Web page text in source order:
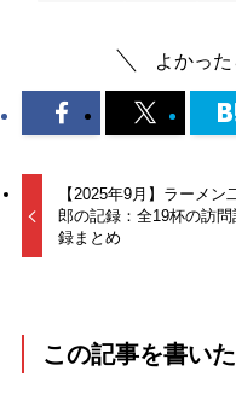
よかっ
【2025年9月】ラーメン
郎の記録：全19杯の訪問
録まとめ
この記事を書い